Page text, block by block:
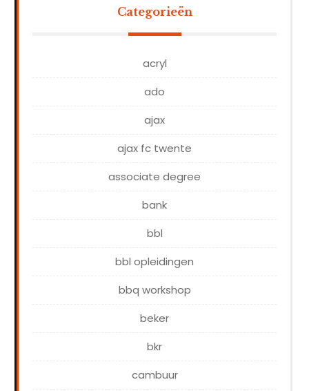
Categorieën
acryl
ado
ajax
ajax fc twente
associate degree
bank
bbl
bbl opleidingen
bbq workshop
beker
bkr
cambuur